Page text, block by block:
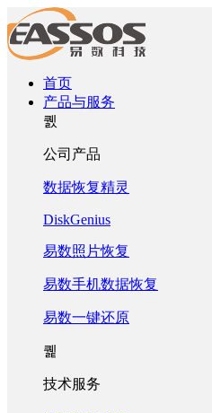
首页
产品与服务
퀤
公司产品
数据恢复精灵
DiskGenius
易数照片恢复
易数手机数据恢复
易数一键还原
퀥
技术服务